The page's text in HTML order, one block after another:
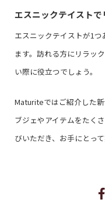
エスニックテイスト
エスニックテイストが1
ます。訪れる方にリラッ
い際に役立つでしょう。
Maturiteではご紹介した
ブジェやアイテムをたく
びいただき、お手にとっ